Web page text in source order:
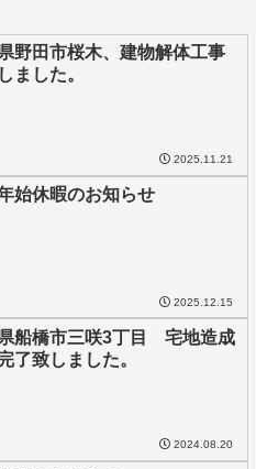
野田市桜木、建物解体工事
ました。
2025.11.21
始休暇のお知らせ
2025.12.15
船橋市三咲3丁目 宅地造成
了致しました。
2024.08.20